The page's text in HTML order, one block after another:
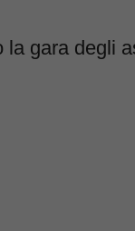
la gara degli